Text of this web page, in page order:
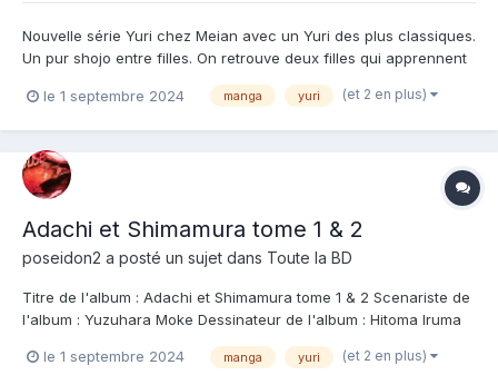
Nouvelle série Yuri chez Meian avec un Yuri des plus classiques.
Un pur shojo entre filles. On retrouve deux filles qui apprennent
sentiment changent et qui rêve de plus sans réussir à l'avouer.
le 1 septembre 2024 manga yuri (et 2 en plus)
Adachi et Shimamura tome 1 & 2
poseidon2 a posté un sujet dans Toute la BD
Titre de l'album : Adachi et Shimamura tome 1 & 2 Scenariste de
l'album : Yuzuhara Moke Dessinateur de l'album : Hitoma Iruma
Adachi Une lycéenne qui sèche les cours. Shimamura Ce n'est
le 1 septembre 2024 manga yuri (et 2 en plus)